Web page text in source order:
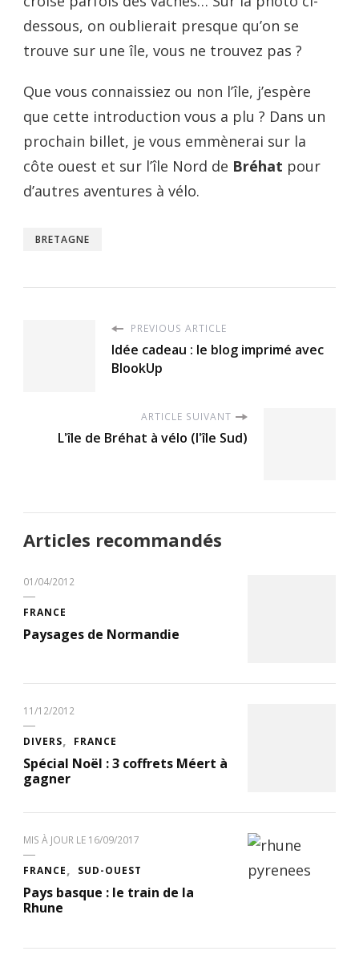
dessous, on oublierait presque qu’on se
trouve sur une île, vous ne trouvez pas ?
Que vous connaissiez ou non l’île, j’espère
que cette introduction vous a plu ? Dans un
prochain billet, je vous emmènerai sur la
côte ouest et sur l’île Nord de Bréhat pour
d’autres aventures à vélo.
BRETAGNE
PREVIOUS ARTICLE
Idée cadeau : le blog imprimé avec
BlookUp
ARTICLE SUIVANT
L'île de Bréhat à vélo (l'île Sud)
Articles recommandés
01/04/2012
FRANCE
Paysages de Normandie
11/12/2012
DIVERS FRANCE
Spécial Noël : 3 coffrets Méert à
gagner
MIS À JOUR LE 16/09/2017
FRANCE SUD-OUEST
Pays basque : le train de la
Rhune